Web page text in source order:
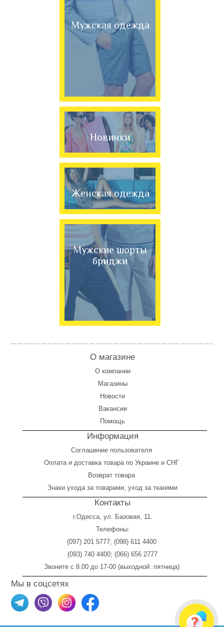
Мужская одежда
Новинки
Женская одежда
Мужские шорты
бриджи
О магазине
О компании
Магазины
Новости
Вакансии
Помощь
Информация
Соглашение пользователя
Оплатаи доставка товара по Украине и СНГ
Возврат товара
Знаки ухода за товарами, уход за тканями
Контакты
г.Одесса, ул. Базовая, 11.
Телефоны:
(097) 201 5777; (098) 611 4400
(093) 740 4400; (066) 656 2777
Звоните с 8.00 до 17-00 (выходной: пятница)
Мы в соцсетях